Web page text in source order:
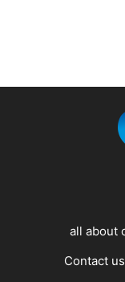
all about
Contact